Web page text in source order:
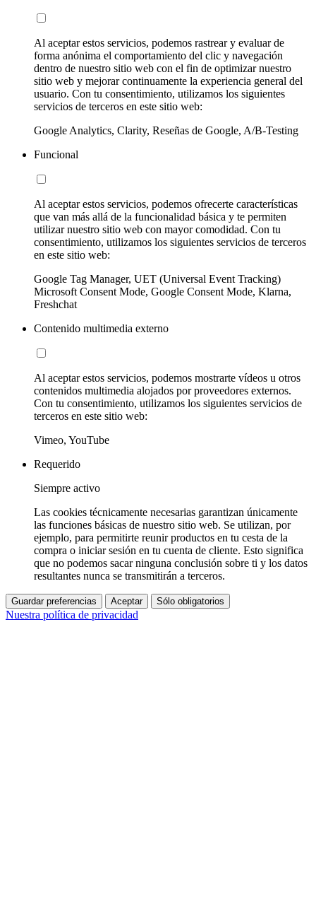
Al aceptar estos servicios, podemos rastrear y evaluar de
forma anónima el comportamiento del clic y navegación
dentro de nuestro sitio web con el fin de optimizar nuestro
sitio web y mejorar continuamente la experiencia general del
usuario. Con tu consentimiento, utilizamos los siguientes
servicios de terceros en este sitio web:
Google Analytics, Clarity, Reseñas de Google, A/B-Testing
Funcional
Al aceptar estos servicios, podemos ofrecerte características
que van más allá de la funcionalidad básica y te permiten
utilizar nuestro sitio web con mayor comodidad. Con tu
consentimiento, utilizamos los siguientes servicios de terceros
en este sitio web:
Google Tag Manager, UET (Universal Event Tracking)
Microsoft Consent Mode, Google Consent Mode, Klarna,
Freshchat
Contenido multimedia externo
Al aceptar estos servicios, podemos mostrarte vídeos u otros
contenidos multimedia alojados por proveedores externos.
Con tu consentimiento, utilizamos los siguientes servicios de
terceros en este sitio web:
Vimeo, YouTube
Requerido
Siempre activo
Las cookies técnicamente necesarias garantizan únicamente
las funciones básicas de nuestro sitio web. Se utilizan, por
ejemplo, para permitirte reunir productos en tu cesta de la
compra o iniciar sesión en tu cuenta de cliente. Esto significa
que no podemos sacar ninguna conclusión sobre ti y los datos
resultantes nunca se transmitirán a terceros.
Guardar preferencias Aceptar Sólo obligatorios
Nuestra política de privacidad